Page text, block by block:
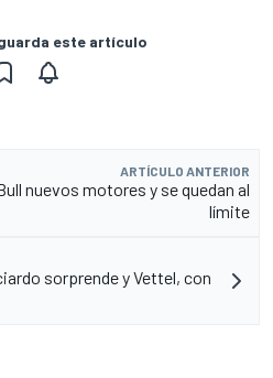
este artículo
ARTÍCULO ANTERIOR
nuevos motores y se quedan al
límite
sorprende y Vettel, con